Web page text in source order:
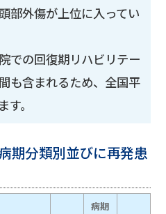
部外傷が上位に入ってい
での回復期リハビリテー
も含まれるため、全国平
。
期分類別並びに再発患
病期